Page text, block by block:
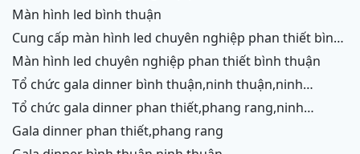
màn hình led bình thuận
cung cấp màn hình led chuyên nghiệp phan thiết bình
thuận
màn hình led chuyên nghiệp phan thiết bình thuận
tổ chức gala dinner bình thuận,ninh thuận,ninh
chữ,vĩnh hy,cam ranh
tổ chức gala dinner phan thiết,phang rang,ninh
chữ,vĩnh hy,cam ranh
gala dinner phan thiết,phang rang